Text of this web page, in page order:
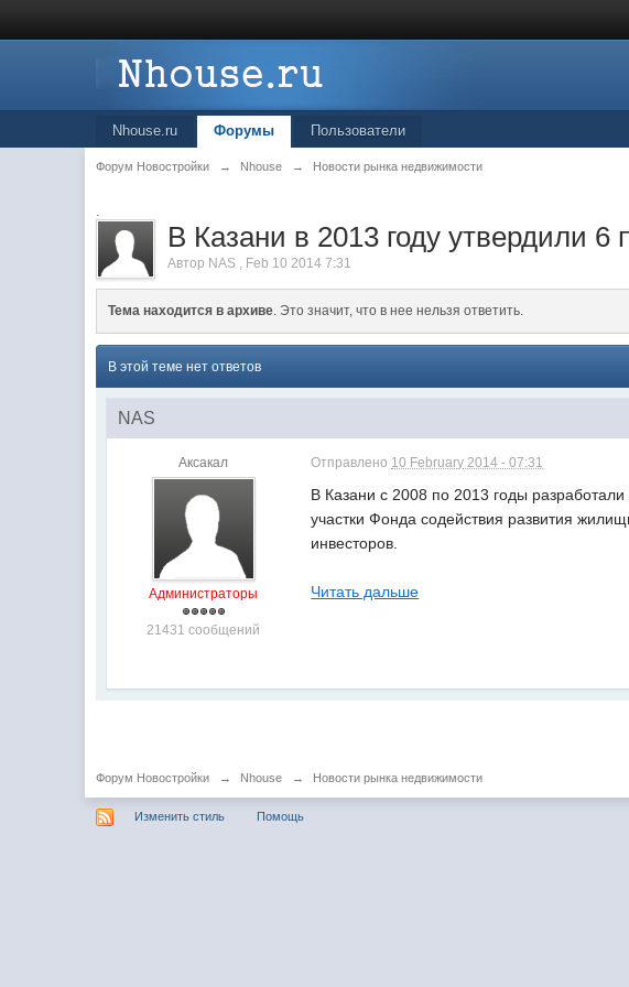
Nhouse.ru Форумы Пользователи
Форум Новостройки → Nhouse → Новости рынка недвижимости
.
В Казани в 2013 году утвердили 6
Автор NAS , Feb 10 2014 7:31
Тема находится в архиве. Это значит, что в нее нельзя ответить.
В этой теме нет ответов
NAS
Аксакал
Администраторы
21431 сообщений
Отправлено 10 February 2014 - 07:31
В Казани с 2008 по 2013 годы
участки Фонда содействия развития
инвесторов.
Читать дальше
Форум Новостройки → Nhouse → Новости рынка недвижимости
Изменить стиль Помощь